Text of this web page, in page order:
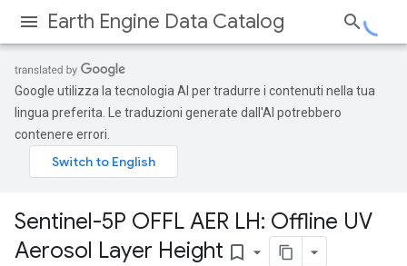
Earth Engine Data Catalog
Google utilizza la tecnologia AI per tradurre i contenuti nella tua
lingua preferita. Le traduzioni generate dall'AI potrebbero
contenere errori.
Sentinel-5P OFFL AER LH: Offline UV
Aerosol Layer Height bookmark_border